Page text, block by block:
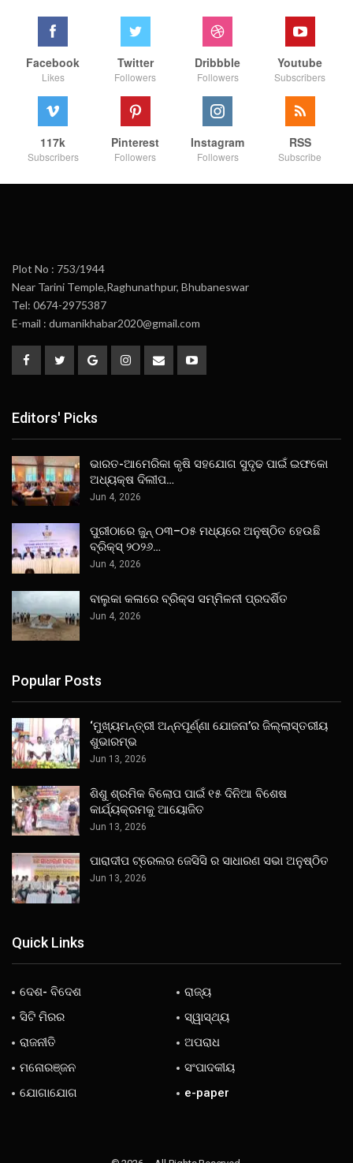
Facebook
Likes
Twitter
Followers
Dribbble
Followers
Youtube
Subscribers
117k
Subscribers
Pinterest
Followers
Instagram
Followers
RSS
Subscribe
Plot No : 753/1944
Near Tarini Temple,Raghunathpur, Bhubaneswar
Tel: 0674-2975387
E-mail : dumanikhabar2020@gmail.com
Editors' Picks
ଭାରତ-ଆମେରିକା କୃଷି ସହଯୋଗ ସୁଦୃଢ ପାଇଁ ଇଫକୋ
ଅଧ୍ୟକ୍ଷ ଦିଲୀପ…
Jun 4, 2026
ପୁରୀଠାରେ ଜୁନ୍ ୦୩–୦୫ ମଧ୍ୟରେ ଅନୁଷ୍ଠିତ ହେଉଛି
ବ୍ରିକ୍ସ୍ ୨୦୨୬…
Jun 4, 2026
ବାଲୁକା କଳାରେ ବ୍ରିକ୍ସ ସମ୍ମିଳନୀ ପ୍ରଦର୍ଶିତ
Jun 4, 2026
Popular Posts
‘ମୁଖ୍ୟମନ୍ତ୍ରୀ ଅନ୍ନପୂର୍ଣ୍ଣା ଯୋଜନା’ର ଜିଲ୍ଲାସ୍ତରୀୟ
ଶୁଭାରମ୍ଭ
Jun 13, 2026
ଶିଶୁ ଶ୍ରମିକ ବିଲୋପ ପାଇଁ ୧୫ ଦିନିଆ ବିଶେଷ
କାର୍ଯ୍ୟକ୍ରମକୁ ଆୟୋଜିତ
Jun 13, 2026
ପାରାଦୀପ ଟ୍ରେଲର ଜେସିସି ର ସାଧାରଣ ସଭା ଅନୁଷ୍ଠିତ
Jun 13, 2026
Quick Links
ଦେଶ- ବିଦେଶ
ରାଜ୍ୟ
ସିଟି ମିରର
ସ୍ୱାସ୍ଥ୍ୟ
ରାଜନୀତି
ଅପରାଧ
ମନୋରଞ୍ଜନ
ସଂପାଦକୀୟ
ଯୋଗାଯୋଗ
e-paper